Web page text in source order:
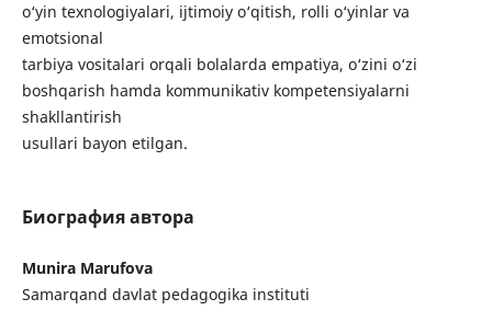
o‘yin texnologiyalari, ijtimoiy o‘qitish, rolli o‘yinlar va
emotsional
tarbiya vositalari orqali bolalarda empatiya, o‘zini o‘zi
boshqarish hamda kommunikativ kompetensiyalarni
shakllantirish
usullari bayon etilgan.
Биография автора
Munira Marufova
Samarqand davlat pedagogika instituti